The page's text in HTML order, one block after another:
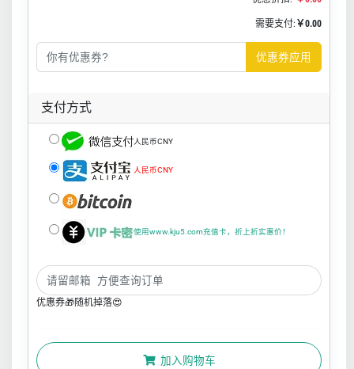
需要支付: ￥0.00
优惠券应用
支付方式
人民币CNY
人民币CNY
使用www.kju5.com充值卡，折上折实惠价！
优惠券🎁随机掉落😍
加入购物车